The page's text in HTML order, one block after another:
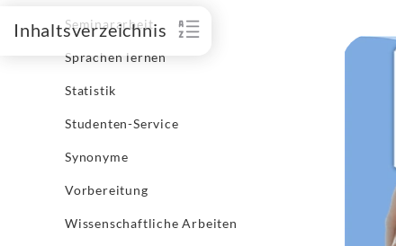
Seminararbeit
Sprachen lernen
Statistik
Studenten-Service
Synonyme
Vorbereitung
Wissenschaftliche Arbeiten
Inhaltsverzeichnis